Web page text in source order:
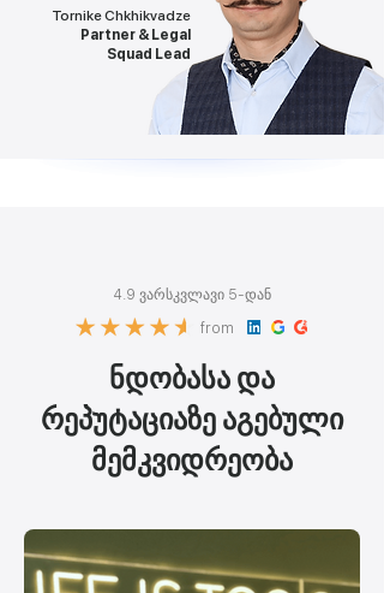
Tornike Chkhikvadze
Partner & Legal
Squad Lead
4.9 ვარსკვლავი 5-დან
from
ნდობასა და
რეპუტაციაზე აგებული
მემკვიდრეობა